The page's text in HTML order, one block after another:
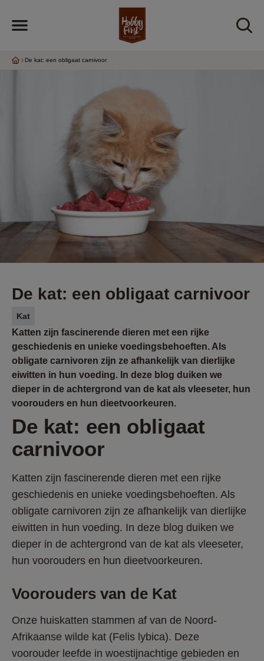
De kat: een obligaat carnivoor
De kat: een obligaat carnivoor
Kat
Katten zijn fascinerende dieren met een rijke
geschiedenis en unieke voedingsbehoeften. Als
obligate carnivoren zijn ze afhankelijk van dierlijke
eiwitten in hun voeding. In deze blog duiken we
dieper in de achtergrond van de kat als vleeseter, hun
voorouders en hun dieetvoorkeuren.
De kat: een obligaat
carnivoor
Katten zijn fascinerende dieren met een rijke
geschiedenis en unieke voedingsbehoeften. Als
obligate carnivoren zijn ze afhankelijk van dierlijke
eiwitten in hun voeding. In deze blog duiken we
dieper in de achtergrond van de kat als vleeseter,
hun voorouders en hun dieetvoorkeuren.
Voorouders van de Kat
Onze huiskatten stammen af van de Noord-
Afrikaanse wilde kat (Felis lybica). Deze
voorouder leefde in woestijnachtige gebieden en